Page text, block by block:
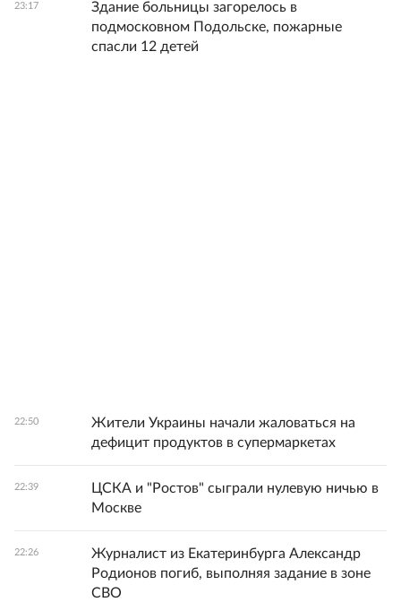
23:17
Здание больницы загорелось в
подмосковном Подольске, пожарные
спасли 12 детей
22:50
Жители Украины начали жаловаться на
дефицит продуктов в супермаркетах
22:39
ЦСКА и "Ростов" сыграли нулевую ничью в
Москве
22:26
Журналист из Екатеринбурга Александр
Родионов погиб, выполняя задание в зоне
СВО